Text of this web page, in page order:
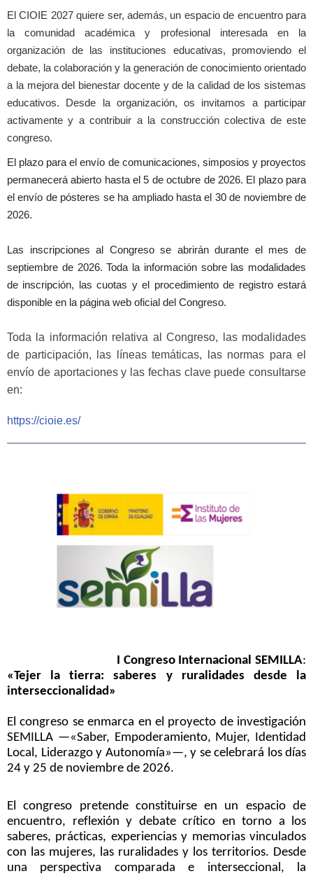
El CIOIE 2027 quiere ser, además, un espacio de encuentro para
la comunidad académica y profesional interesada en la
organización de las instituciones educativas, promoviendo el
debate, la colaboración y la generación de conocimiento orientado
a la mejora del bienestar docente y de la calidad de los sistemas
educativos. Desde la organización, os invitamos a participar
activamente y a contribuir a la construcción colectiva de este
congreso.
El plazo para el envío de comunicaciones, simposios y proyectos
permanecerá abierto hasta el 5 de octubre de 2026. El plazo para
el envío de pósteres se ha ampliado hasta el 30 de noviembre de
2026.
Las inscripciones al Congreso se abrirán durante el mes de
septiembre de 2026. Toda la información sobre las modalidades
de inscripción, las cuotas y el procedimiento de registro estará
disponible en la página web oficial del Congreso.
Toda la información relativa al Congreso, las modalidades
de participación, las líneas temáticas, las normas para el
envío de aportaciones y las fechas clave puede consultarse
en:
https://cioie.es/
I Congreso Internacional SEMILLA:
«Tejer la tierra: saberes y ruralidades desde la
interseccionalidad»
El congreso se enmarca en el proyecto de investigación
SEMILLA —«Saber, Empoderamiento, Mujer, Identidad
Local, Liderazgo y Autonomía»—, y se celebrará los días
24 y 25 de noviembre de 2026.
El congreso pretende constituirse en un espacio de
encuentro, reflexión y debate crítico en torno a los
saberes, prácticas, experiencias y memorias vinculados
con las mujeres, las ruralidades y los territorios. Desde
una perspectiva comparada e interseccional, la